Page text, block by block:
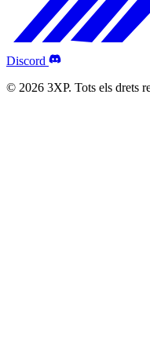
Discord
© 2026 3XP. Tots els drets